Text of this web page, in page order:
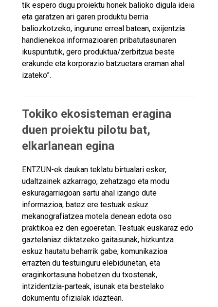
tik espero dugu proiektu honek balioko digula ideia
eta garatzen ari garen produktu berria
baliozkotzeko, ingurune erreal batean, exijentzia
handienekoa informazioaren pribatutasunaren
ikuspuntutik, gero produktua/zerbitzua beste
erakunde eta korporazio batzuetara eraman ahal
izateko”.
Tokiko ekosisteman eragina
duen proiektu pilotu bat,
elkarlanean egina
ENTZUN-ek daukan teklatu birtualari esker,
udaltzainek azkarrago, zehatzago eta modu
eskuragarriagoan sartu ahal izango dute
informazioa, batez ere testuak eskuz
mekanografiatzea motela denean edota oso
praktikoa ez den egoeretan. Testuak euskaraz edo
gaztelaniaz diktatzeko gaitasunak, hizkuntza
eskuz hautatu beharrik gabe, komunikazioa
errazten du testuinguru elebidunetan, eta
eraginkortasuna hobetzen du txostenak,
intzidentzia-parteak, isunak eta bestelako
dokumentu ofizialak idaztean.